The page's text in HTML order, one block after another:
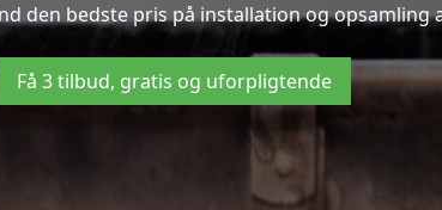
den bedste pris på installation og opsamling
Få 3 tilbud, gratis og uforpligtende